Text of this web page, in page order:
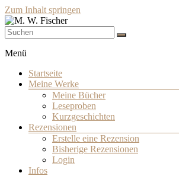
Zum Inhalt springen
Schriftsteller
Menü
Startseite
Meine Werke
Meine Bücher
Leseproben
Kurzgeschichten
Rezensionen
Erstelle eine Rezension
Bisherige Rezensionen
Login
Infos